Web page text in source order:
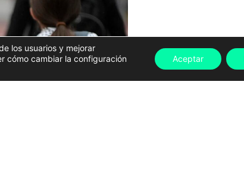
los usuarios y mejorar
cómo cambiar la configuración
Aceptar